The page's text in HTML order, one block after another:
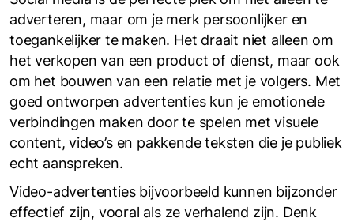
adverteren, maar om je merk persoonlijker en
toegankelijker te maken. Het draait niet alleen om
het verkopen van een product of dienst, maar ook
om het bouwen van een relatie met je volgers. Met
goed ontworpen advertenties kun je emotionele
verbindingen maken door te spelen met visuele
content, video’s en pakkende teksten die je publiek
echt aanspreken.
Video-advertenties bijvoorbeeld kunnen bijzonder
effectief zijn, vooral als ze verhalend zijn. Denk